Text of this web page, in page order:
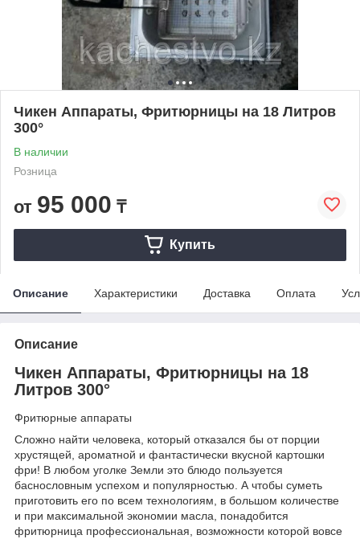
Чикен Аппараты, Фритюрницы на 18 Литров
300°
В наличии
Розница
от 95 000 ₸
Купить
Описание Характеристики Доставка Оплата
Описание
Чикен Аппараты, Фритюрницы на 18
Литров 300°
Фритюрные аппараты
Сложно найти человека, который отказался бы от порции
хрустящей, ароматной и фантастически вкусной картошки
фри! В любом уголке Земли это блюдо пользуется
баснословным успехом и популярностью. А чтобы суметь
приготовить его по всем технологиям, в большом количестве
и при максимальной экономии масла, понадобится
фритюрница профессиональная, возможности которой вовсе